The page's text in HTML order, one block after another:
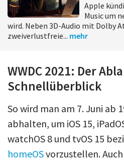
Apple
Music um
wird. Neben 3D-Audio mit Dolby
zweiverlustfreie... mehr
WWDC 2021: Der
Schnellüberblick
So wird man am 7. Juni ab
abhalten, um iOS 15,
watchOS 8 und tvOS 15
homeOSvorzustellen.